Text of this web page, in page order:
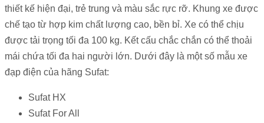
thiết kế hiện đại, trẻ trung và màu sắc rực rỡ. Khung xe được
chế tạo từ hợp kim chất lượng cao, bền bỉ. Xe có thể chịu
được tải trọng tối đa 100 kg. Kết cấu chắc chắn có thể thoải
mái chứa tối đa hai người lớn. Dưới đây là một số mẫu xe
đạp điện của hãng Sufat:
Sufat HX
Sufat For All